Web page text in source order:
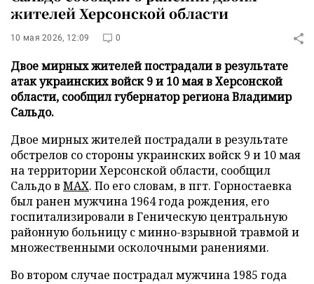
жителей Херсонской области
10 мая 2026, 12:09 0
Двое мирных жителей пострадали в результате
атак украинских войск 9 и 10 мая в Херсонской
области, сообщил губернатор региона Владимир
Сальдо.
Двое мирных жителей пострадали в результате
обстрелов со стороны украинских войск 9 и 10 мая
на территории Херсонской области, сообщил
Сальдо в MAX. По его словам, в пгт. Горностаевка
был ранен мужчина 1964 года рождения, его
госпитализировали в Геническую центральную
районную больницу с минно-взрывной травмой и
множественными осколочными ранениями.
Во втором случае пострадал мужчина 1985 года